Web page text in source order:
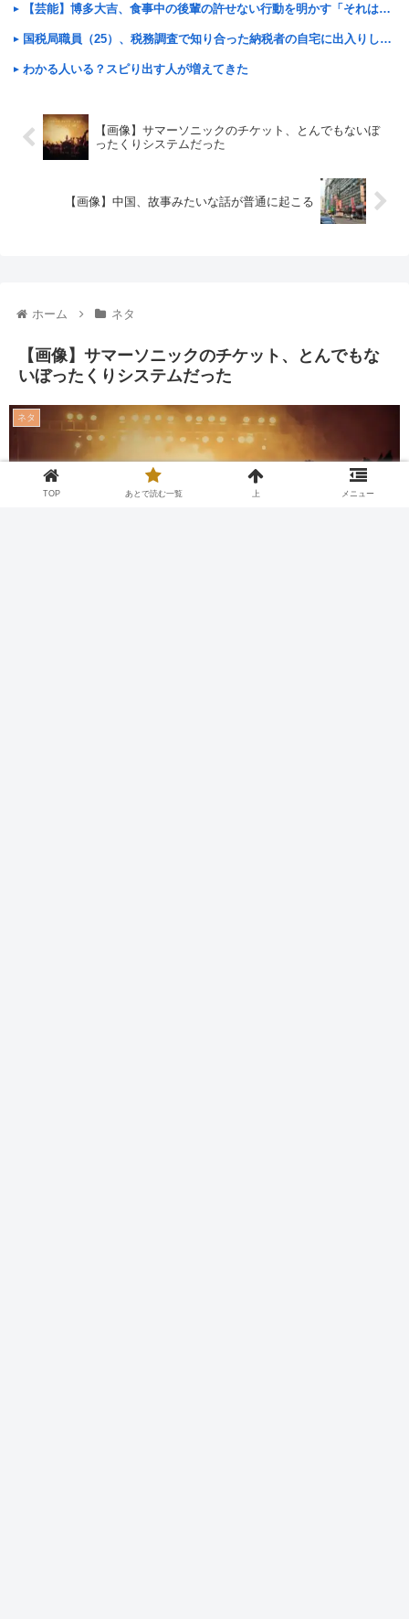
【芸能】博多大吉、食事中の後輩の許せない行動を明かす「それはないって」
国税局職員（25）、税務調査で知り合った納税者の自宅に出入りしお小遣い1億5000万円頂戴するwww
わかる人いる？スピり出す人が増えてきた
【画像】サマーソニックのチケット、とんでもないぼ
ったくりシステムだった
【画像】中国、故事みたいな話が普通に起こる
ホーム ネタ
【画像】サマーソニックのチケット、とんでもな
いぼったくりシステムだった
ネタ
TOP あとで読む一覧 上 メニュー